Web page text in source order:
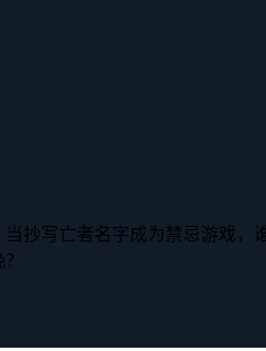
抄写亡者名字成为禁忌游戏，